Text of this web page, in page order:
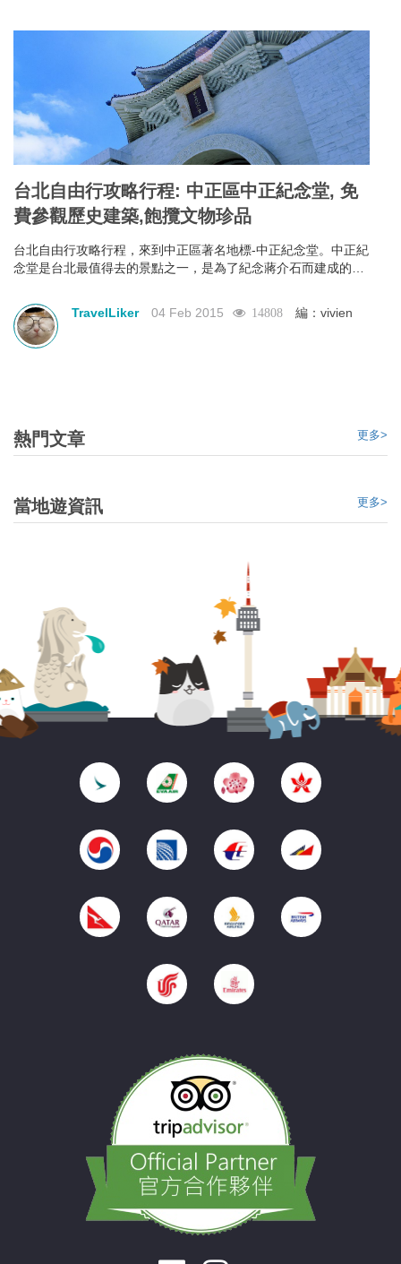
台北自由行攻略行程: 中正區中正紀念堂, 免
費參觀歷史建築,飽攬文物珍品
台北自由行攻略行程，來到中正區著名地標-中正紀念堂。中正紀
念堂是台北最值得去的景點之一，是為了紀念蔣介石而建成的。
堂以中國庭園造景為主要設計思路，藍白的色調代表了自由、平
等。除了參觀其各式各樣的建築風格，它另一個著名的表演是每
小時的換班儀式，表演項目是參觀中正紀念的重點之一，也是中
TravelLiker 04 Feb 2015 14808 編：vivien
熱門文章 更多>
當地遊資訊 更多>